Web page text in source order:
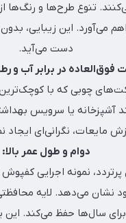
تنوع طرح‌ها و رنگ‌ها
می‌آورد. این زیبایی،
دست می‌آید.
فوق‌العاده در برابر آب
آشپزخانه یا سرویس
مایعات، نگرانی‌ای
دوام و طول عمر بالا:
می‌دهد. لایه
برای سال‌ها حفظ می‌کند.